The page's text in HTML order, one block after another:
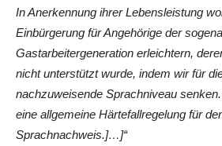
In Anerkennung ihrer Lebensleistung
Einbürgerung für Angehörige der
Gastarbeitergeneration erleichtern,
nicht unterstützt wurde, indem wir für
nachzuweisende Sprachniveau
eine allgemeine Härtefallregelung für
Sprachnachweis.]…]“